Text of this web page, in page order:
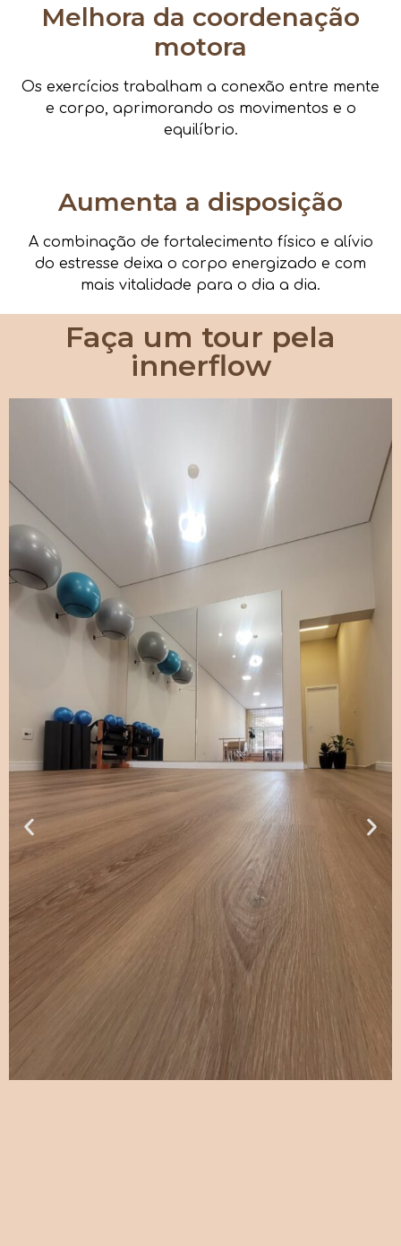
Melhora da coordenação
motora
Os exercícios trabalham a conexão entre mente
e corpo, aprimorando os movimentos e o
equilíbrio.
Aumenta a disposição
A combinação de fortalecimento físico e alívio
do estresse deixa o corpo energizado e com
mais vitalidade para o dia a dia.
Faça um tour pela
innerflow